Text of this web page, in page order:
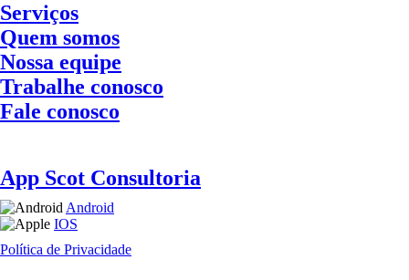
Serviços
Quem somos
Nossa equipe
Trabalhe conosco
Fale conosco
App Scot Consultoria
Android
IOS
Política de Privacidade